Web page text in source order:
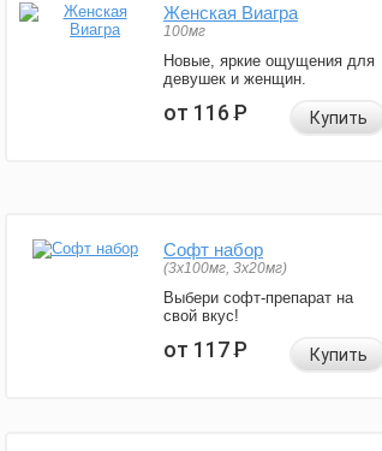
Женская Виагра
100мг
Новые, яркие ощущения для
девушек и женщин.
от 116Р Купить
Софт набор
(3x100мг, 3x20мг)
Выбери софт-препарат на
свой вкус!
от 117Р Купить